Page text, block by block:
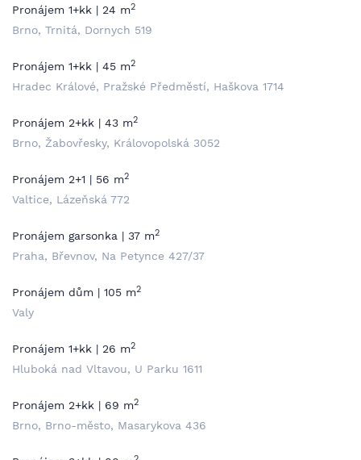
Pronájem 1+kk | 24 m2
Brno, Trnitá, Dornych 519
Pronájem 1+kk | 45 m2
Hradec Králové, Pražské Předměstí, Haškova 1714
Pronájem 2+kk | 43 m2
Brno, Žabovřesky, Královopolská 3052
Pronájem 2+1 | 56 m2
Valtice, Lázeňská 772
Pronájem garsonka | 37 m2
Praha, Břevnov, Na Petynce 427/37
Pronájem dům | 105 m2
Valy
Pronájem 1+kk | 26 m2
Hluboká nad Vltavou, U Parku 1611
Pronájem 2+kk | 69 m2
Brno, Brno-město, Masarykova 436